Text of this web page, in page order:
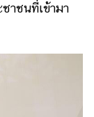
าชนที่เข้ามา